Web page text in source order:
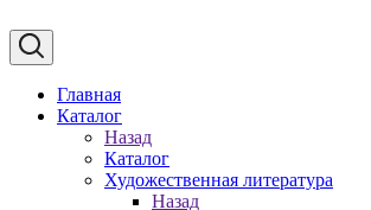
Главная
Каталог
Назад
Каталог
Художественная литература
Назад